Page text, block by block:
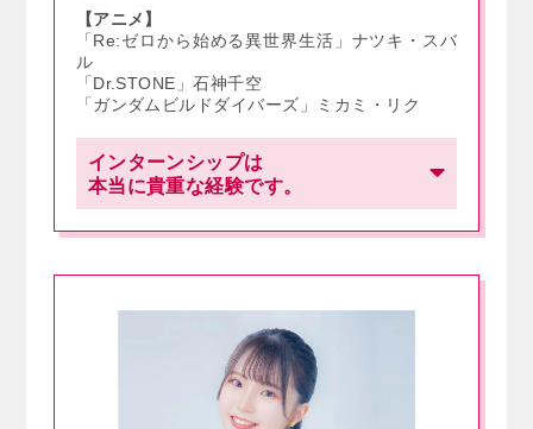
【アニメ】
「Re:ゼロから始める異世界生活」ナツキ・スバ
ル
「Dr.STONE」石神千空
「ガンダムビルドダイバーズ」ミカミ・リク
インターンシップは
本当に貴重な経験です。
インターンシップでプロの方と一緒にお仕事が
たが、それはいずれ現場に出れば必ずぶち当た
る現実。そのリアルを経験し、プロとしてやっ
ていく意識を早い段階で芽生えさせてもらった
おかげで今の僕があるんだと思っています。